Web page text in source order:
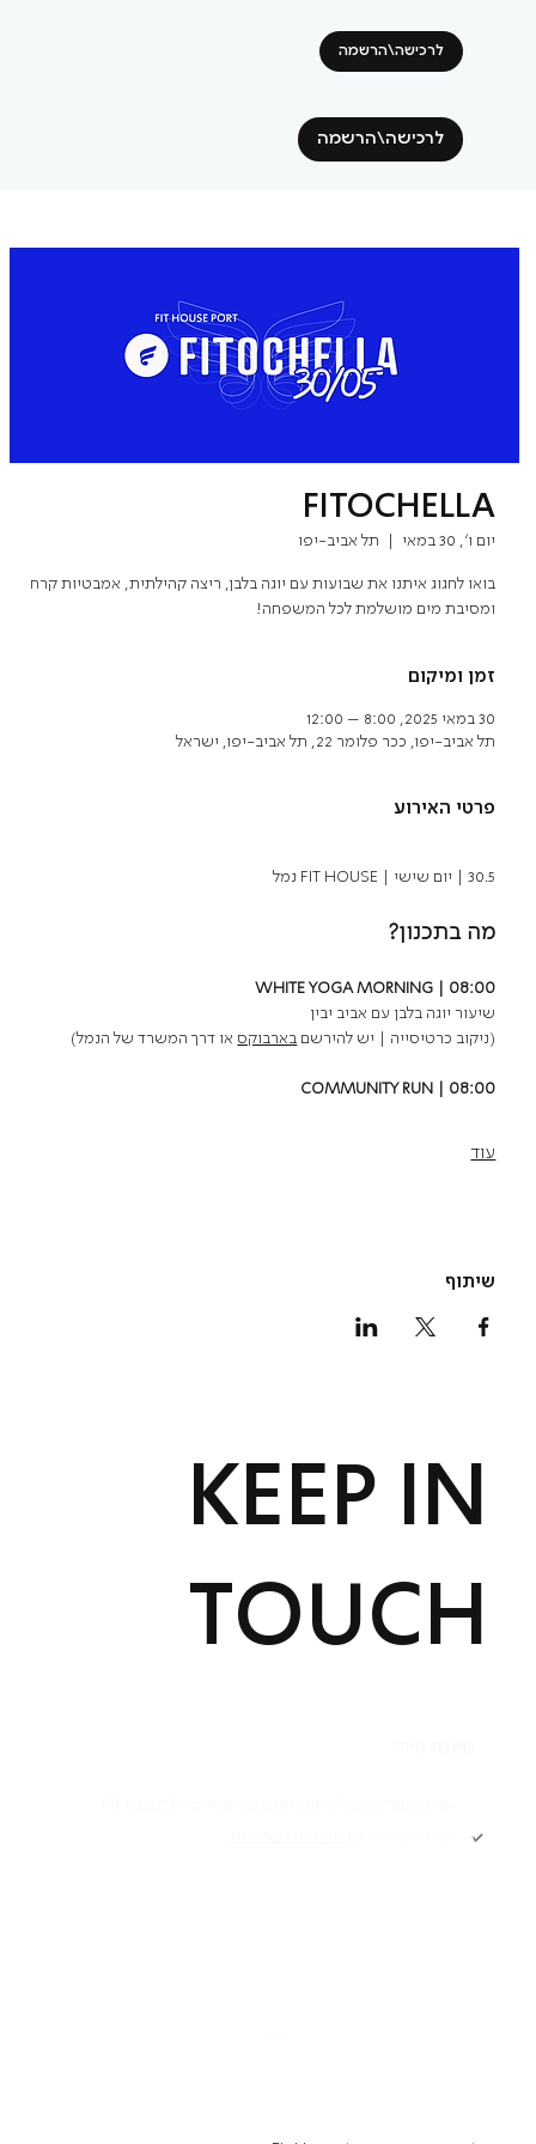
לרכישה\הרשמה
לרכישה\הרשמה
FITOCHELLA
יום ו׳, 30 במאי תל אביב-יפו
בואו לחגוג איתנו את שבועות עם יוגה בלבן, ריצה קהילתית, אמבטיות קרח
ומסיבת מים מושלמת לכל המשפחה!
זמן ומיקום
30 במאי 2025, 8:00 – 12:00
תל אביב-יפו, ככר פלומר 22, תל אביב-יפו, ישראל
פרטי האירוע
30.5 | יום שישי | FIT HOUSE נמל
מה בתכנון?
WHITE YOGA MORNING | 08:00
שיעור יוגה בלבן עם אביב יבין
(ניקוב כרטיסייה | יש להירשם בארבוקס או דרך המשרד של הנמל)
COMMUNITY RUN | 08:00
עוד
שיתוף
KEEP IN
TOUCH
Academy תקנון